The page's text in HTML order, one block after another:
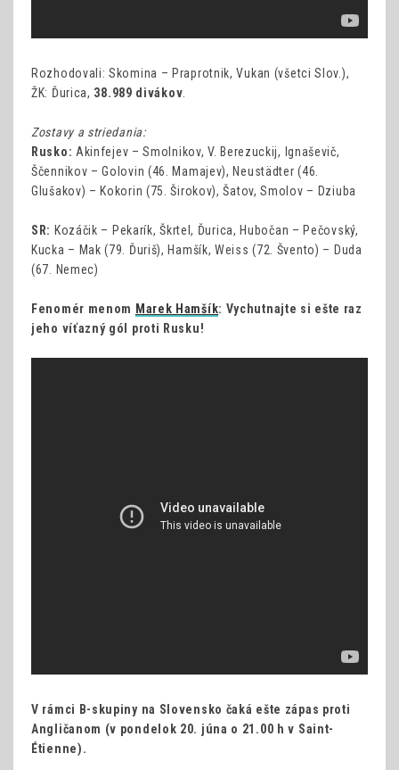
Rozhodovali: Skomina – Praprotnik, Vukan (všetci Slov.),
ŽK: Ďurica, 38.989 divákov
Zostavy a striedania:
Rusko: Akinfejev – Smolnikov, V. Berezuckij, Ignaševič,
Ščennikov – Golovin (46. Mamajev), Neustädter (46.
Glušakov) – Kokorin (75. Širokov), Šatov, Smolov – Dziuba
SR: Kozáčik – Pekarík, Škrtel, Ďurica, Hubočan – Pečovský,
Kucka – Mak (79. Ďuriš), Hamšík, Weiss (72. Švento) – Duda
(67. Nemec)
Fenomér menom Marek Hamšík: Vychutnajte si ešte raz
jeho víťazný gól proti Rusku!
V rámci B-skupiny na Slovensko čaká ešte zápas proti
Angličanom (v pondelok 20. júna o 21.00 h v Saint-
Étienne).